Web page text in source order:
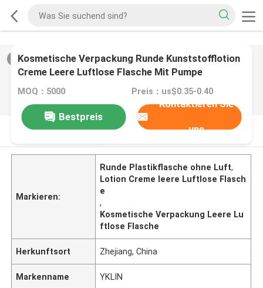
/0
Kosmetische Verpackung Runde Kunststofflotion
Creme Leere Luftlose Flasche Mit Pumpe
MOQ：5000 Preis：us$0.35-0.40
Bestpreis
Kontaktieren Sie
uns
PRODUKT-BESCHREIBUNG
Markieren:
Runde Plastikflasche ohne Luft,
Lotion Creme leere Luftlose Flasch
e
,
Kosmetische Verpackung Leere Lu
ftlose Flasche
Herkunftsort Zhejiang, China
Markenname YKLIN